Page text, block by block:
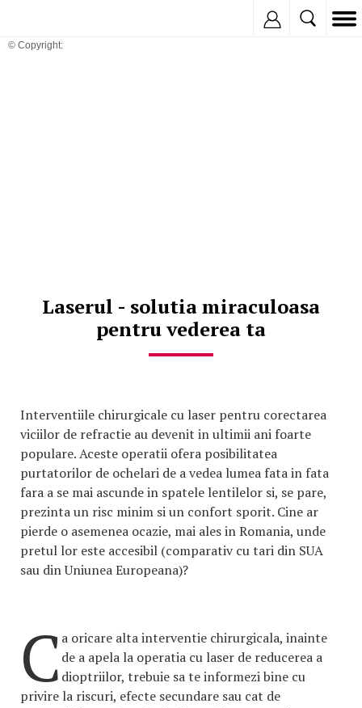
© Copyright:
Laserul - solutia miraculoasa
pentru vederea ta
Interventiile chirurgicale cu laser pentru corectarea
viciilor de refractie au devenit in ultimii ani foarte
populare. Aceste operatii ofera posibilitatea
purtatorilor de ochelari de a vedea lumea fata in fata
fara a se mai ascunde in spatele lentilelor si, se pare,
prezinta un risc minim si un confort sporit. Cine ar
pierde o asemenea ocazie, mai ales in Romania, unde
pretul lor este accesibil (comparativ cu tari din SUA
sau din Uniunea Europeana)?
C a oricare alta interventie chirurgicala, inainte
de a apela la operatia cu laser de reducerea a
dioptriilor, trebuie sa te informezi bine cu
privire la riscuri, efecte secundare sau cat de